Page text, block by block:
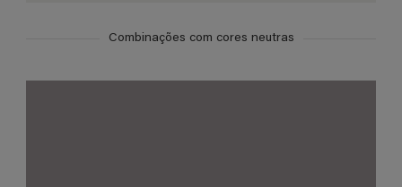
Combinações com cores neutras